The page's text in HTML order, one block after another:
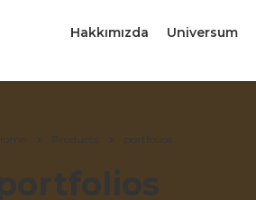
Hakkımızda Universum